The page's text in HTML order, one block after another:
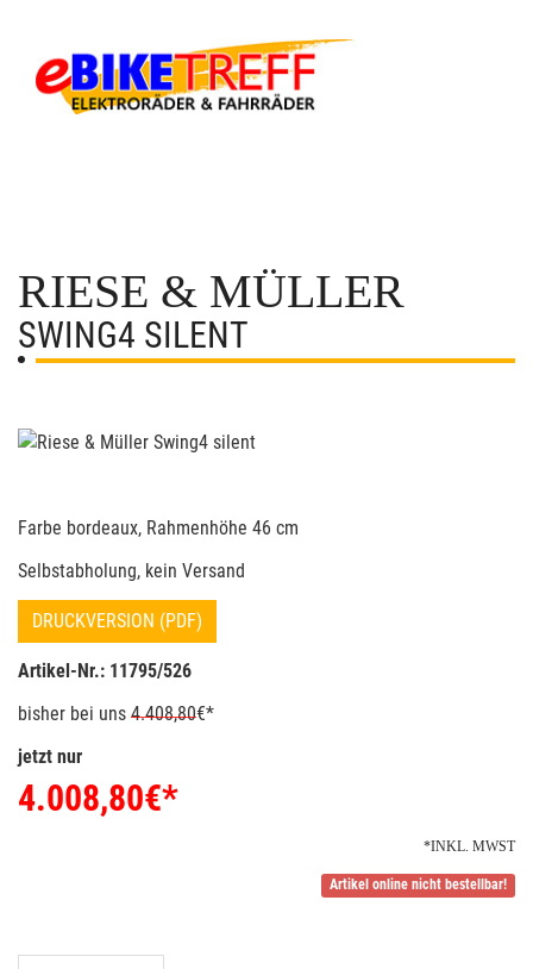
RIESE & MÜLLER
SWING4 SILENT
Farbe bordeaux, Rahmenhöhe 46 cm
Selbstabholung, kein Versand
DRUCKVERSION (PDF)
Artikel-Nr.: 11795/526
bisher bei uns 4.408,80€*
jetzt nur
4.008,80€*
*INKL. MWST
Artikel online nicht bestellbar!